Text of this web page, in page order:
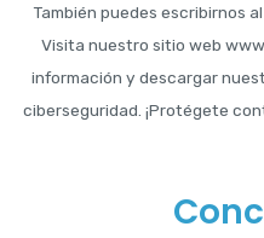
También puedes escribirnos
Visita nuestro sitio web
información y descargar
ciberseguridad. ¡Protégete